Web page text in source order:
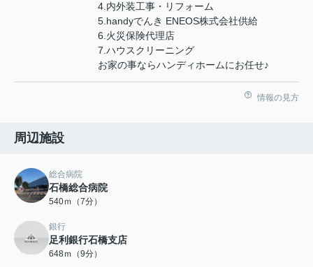
4.内外装工事・リフォーム
5.handyでんき ENEOS株式会社供給
6.火災保険代理店
7.ハウスクリーニング
お家の事ならハンディホームにお任せ♪
情報の見方
周辺施設
総合病院
石橋総合病院
540ｍ（7分）
銀行
足利銀行石橋支店
648ｍ（9分）